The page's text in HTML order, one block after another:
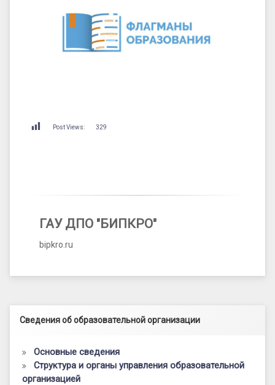
Post Views: 329
ГАУ ДПО "БИПКРО"
bipkro.ru
Левый сайдбар
Сведения об образовательной организации
Основные сведения
Структура и органы управления образовательной
организацией